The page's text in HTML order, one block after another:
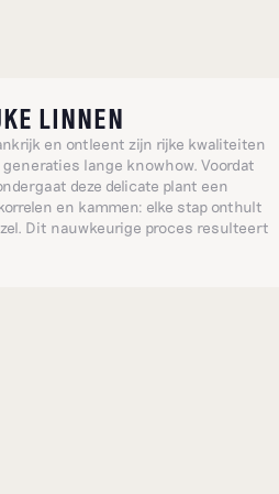
LINNEN
en ontleent zijn rijke kwaliteiten
lange knowhow. Voordat
deze delicate plant een
en kammen: elke stap onthult
Dit nauwkeurige proces resulteert